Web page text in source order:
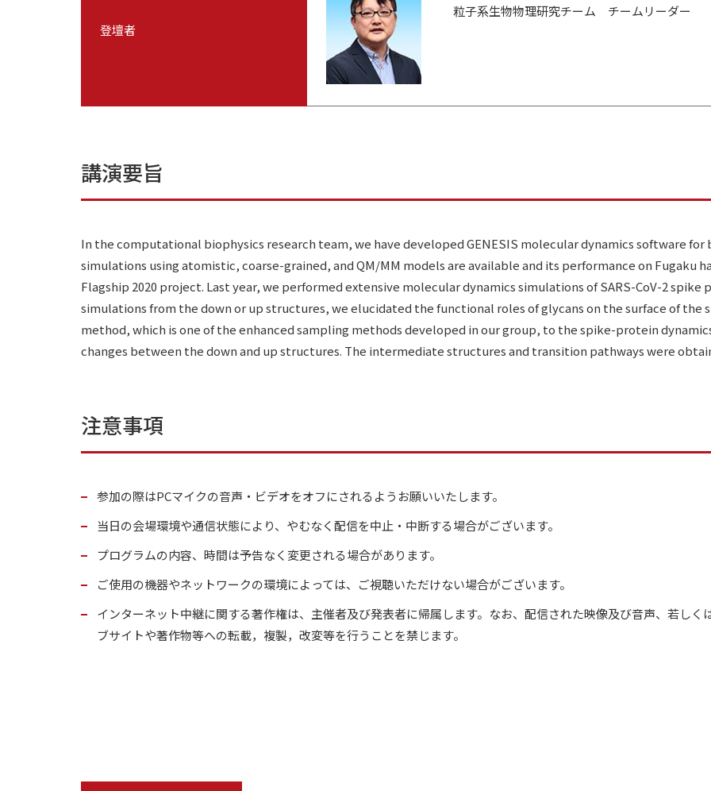
登壇者
粒子系生物物理研究チーム チームリーダー
講演要旨
In the computational biophysics research team, we have developed GENESIS molecular dynamics software
simulations using atomistic, coarse-grained, and QM/MM models are available and its performance on Fugaku
Flagship 2020 project. Last year, we performed extensive molecular dynamics simulations of SARS-CoV-2 spike
simulations from the down or up structures, we elucidated the functional roles of glycans on the surface of the
method, which is one of the enhanced sampling methods developed in our group, to the spike-protein
changes between the down and up structures. The intermediate structures and transition pathways were
注意事項
参加の際はPCマイクの音声・ビデオをオフにされるようお願いいたします。
当日の会場環境や通信状態により、やむなく配信を中止・中断する場合がございます。
プログラムの内容、時間は予告なく変更される場合があります。
ご使用の機器やネットワークの環境によっては、ご視聴いただけない場合がございます。
インターネット中継に関する著作権は、主催者及び発表者に帰属します。なお、配信された映像及び音声、若し
ブサイトや著作物等への転載，複製，改変等を行うことを禁じます。